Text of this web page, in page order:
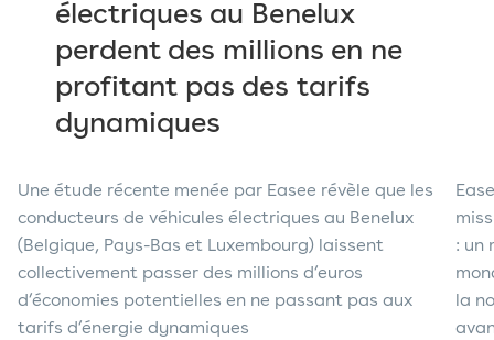
électriques au Benelux
perdent des millions en ne
profitant pas des tarifs
dynamiques
Une étude récente menée par Easee révèle que les
conducteurs de véhicules électriques au Benelux
(Belgique, Pays-Bas et Luxembourg) laissent
collectivement passer des millions d’euros
d’économies potentielles en ne passant pas aux
tarifs d’énergie dynamiques
: un
la